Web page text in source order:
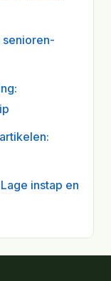
instap en